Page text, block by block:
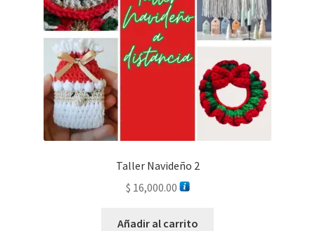
Taller Navideño 2
$ 16,000.00
Añadir al carrito